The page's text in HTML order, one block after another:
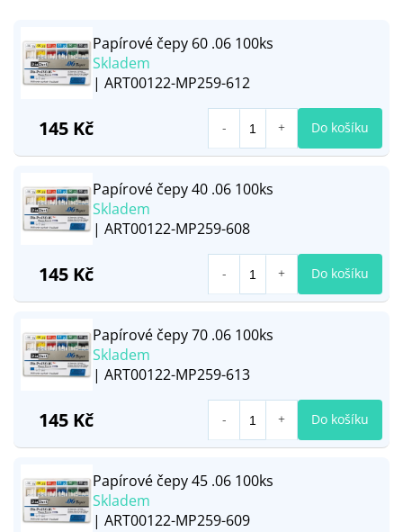
Papírové čepy 60 .06 100ks
Skladem
| ART00122-MP259-612
145 Kč Do košíku
Papírové čepy 40 .06 100ks
Skladem
| ART00122-MP259-608
145 Kč Do košíku
Papírové čepy 70 .06 100ks
Skladem
| ART00122-MP259-613
145 Kč Do košíku
Papírové čepy 45 .06 100ks
Skladem
| ART00122-MP259-609